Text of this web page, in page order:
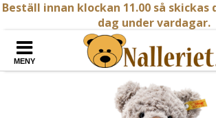
Beställ innan klockan 11.00 så skickas
dag under vardagar.
MENY